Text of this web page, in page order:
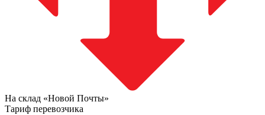
На склад «Новой Почты»
Тариф перевозчика